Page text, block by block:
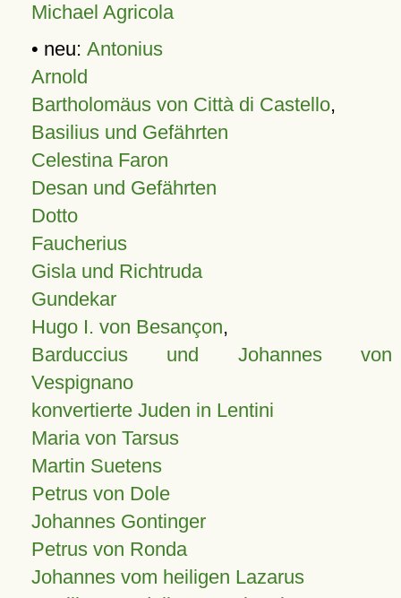
Michael Agricola
• neu: Antonius
Arnold
Bartholomäus von Città di Castello,
Basilius und Gefährten
Celestina Faron
Desan und Gefährten
Dotto
Faucherius
Gisla und Richtruda
Gundekar
Hugo I. von Besançon,
Barduccius und Johannes von
Vespignano
konvertierte Juden in Lentini
Maria von Tarsus
Martin Suetens
Petrus von Dole
Johannes Gontinger
Petrus von Ronda
Johannes vom heiligen Lazarus